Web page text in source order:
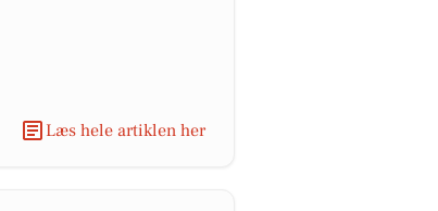
Læs hele artiklen her